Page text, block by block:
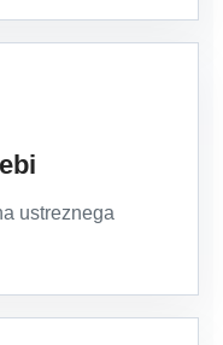
ustreznega